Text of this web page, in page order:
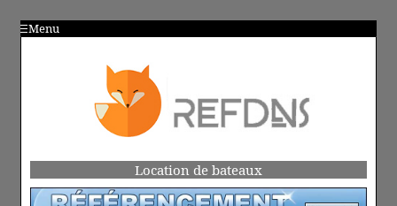
Menu
Location de bateaux